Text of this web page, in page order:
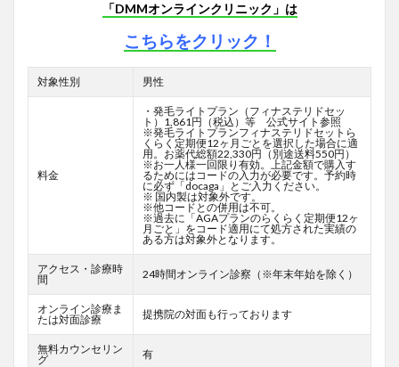
「DMMオンラインクリニック」は
こちらをクリック！
対象性別 男性
料金
・発毛ライトプラン（フィナステリドセッ
ト）1,861円（税込）等 公式サイト参照
※発毛ライトプランフィナステリドセットら
くらく定期便12ヶ月ごとを選択した場合に適
用。お薬代総額22,330円（別途送料550円）
※お一人様一回限り有効。上記金額で購入す
るためにはコードの入力が必要です。予約時
に必ず「docaga」とご入力ください。
※ 国内製は対象外です。
※他コードとの併用は不可。
※過去に「AGAプランのらくらく定期便12ヶ
月ごと」をコード適用にて処方された実績の
ある方は対象外となります。
アクセス・診療時
間
24時間オンライン診察（※年末年始を除く）
オンライン診療ま
たは対面診療
提携院の対面も行っております
無料カウンセリン
グ
有